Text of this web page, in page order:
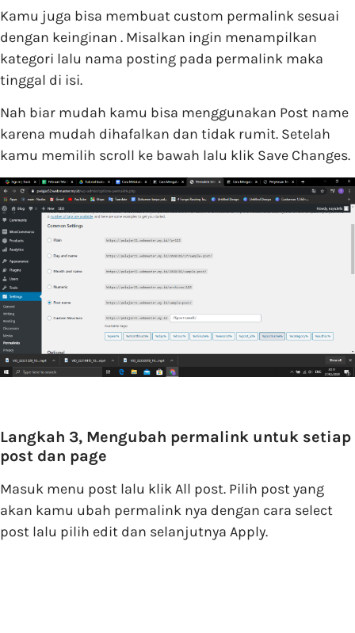
Kamu juga bisa membuat custom permalink sesuai
dengan keinginan . Misalkan ingin menampilkan
kategori lalu nama posting pada permalink maka
tinggal di isi.
Nah biar mudah kamu bisa menggunakan Post name
karena mudah dihafalkan dan tidak rumit. Setelah
kamu memilih scroll ke bawah lalu klik Save Changes.
Langkah 3, Mengubah permalink untuk setiap
post dan page
Masuk menu post lalu klik All post. Pilih post yang
akan kamu ubah permalink nya dengan cara select
post lalu pilih edit dan selanjutnya Apply.